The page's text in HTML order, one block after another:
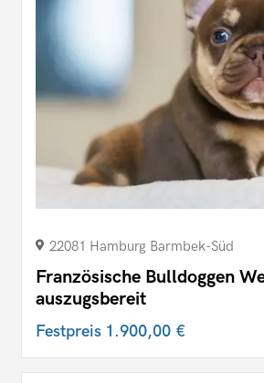
22081 Hamburg Barmbek-Süd
Französische Bulldoggen
auszugsbereit
Festpreis 1.900,00 €